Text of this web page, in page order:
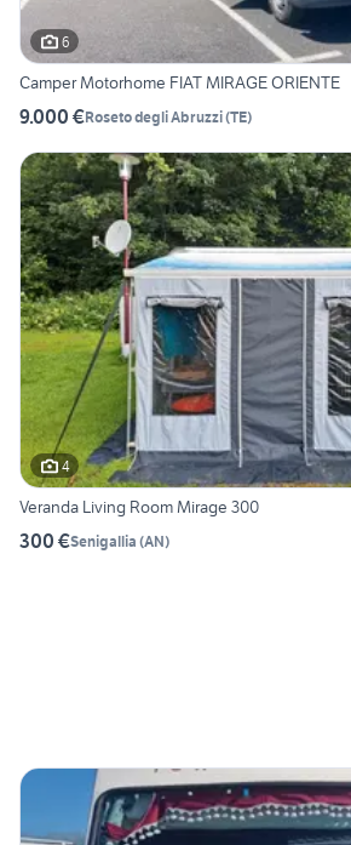
6
Camper Motorhome FIAT MIRAGE ORIENTE
9.000 €Roseto degli Abruzzi(TE)
4
Veranda Living Room Mirage 300
300 €Senigallia (AN)